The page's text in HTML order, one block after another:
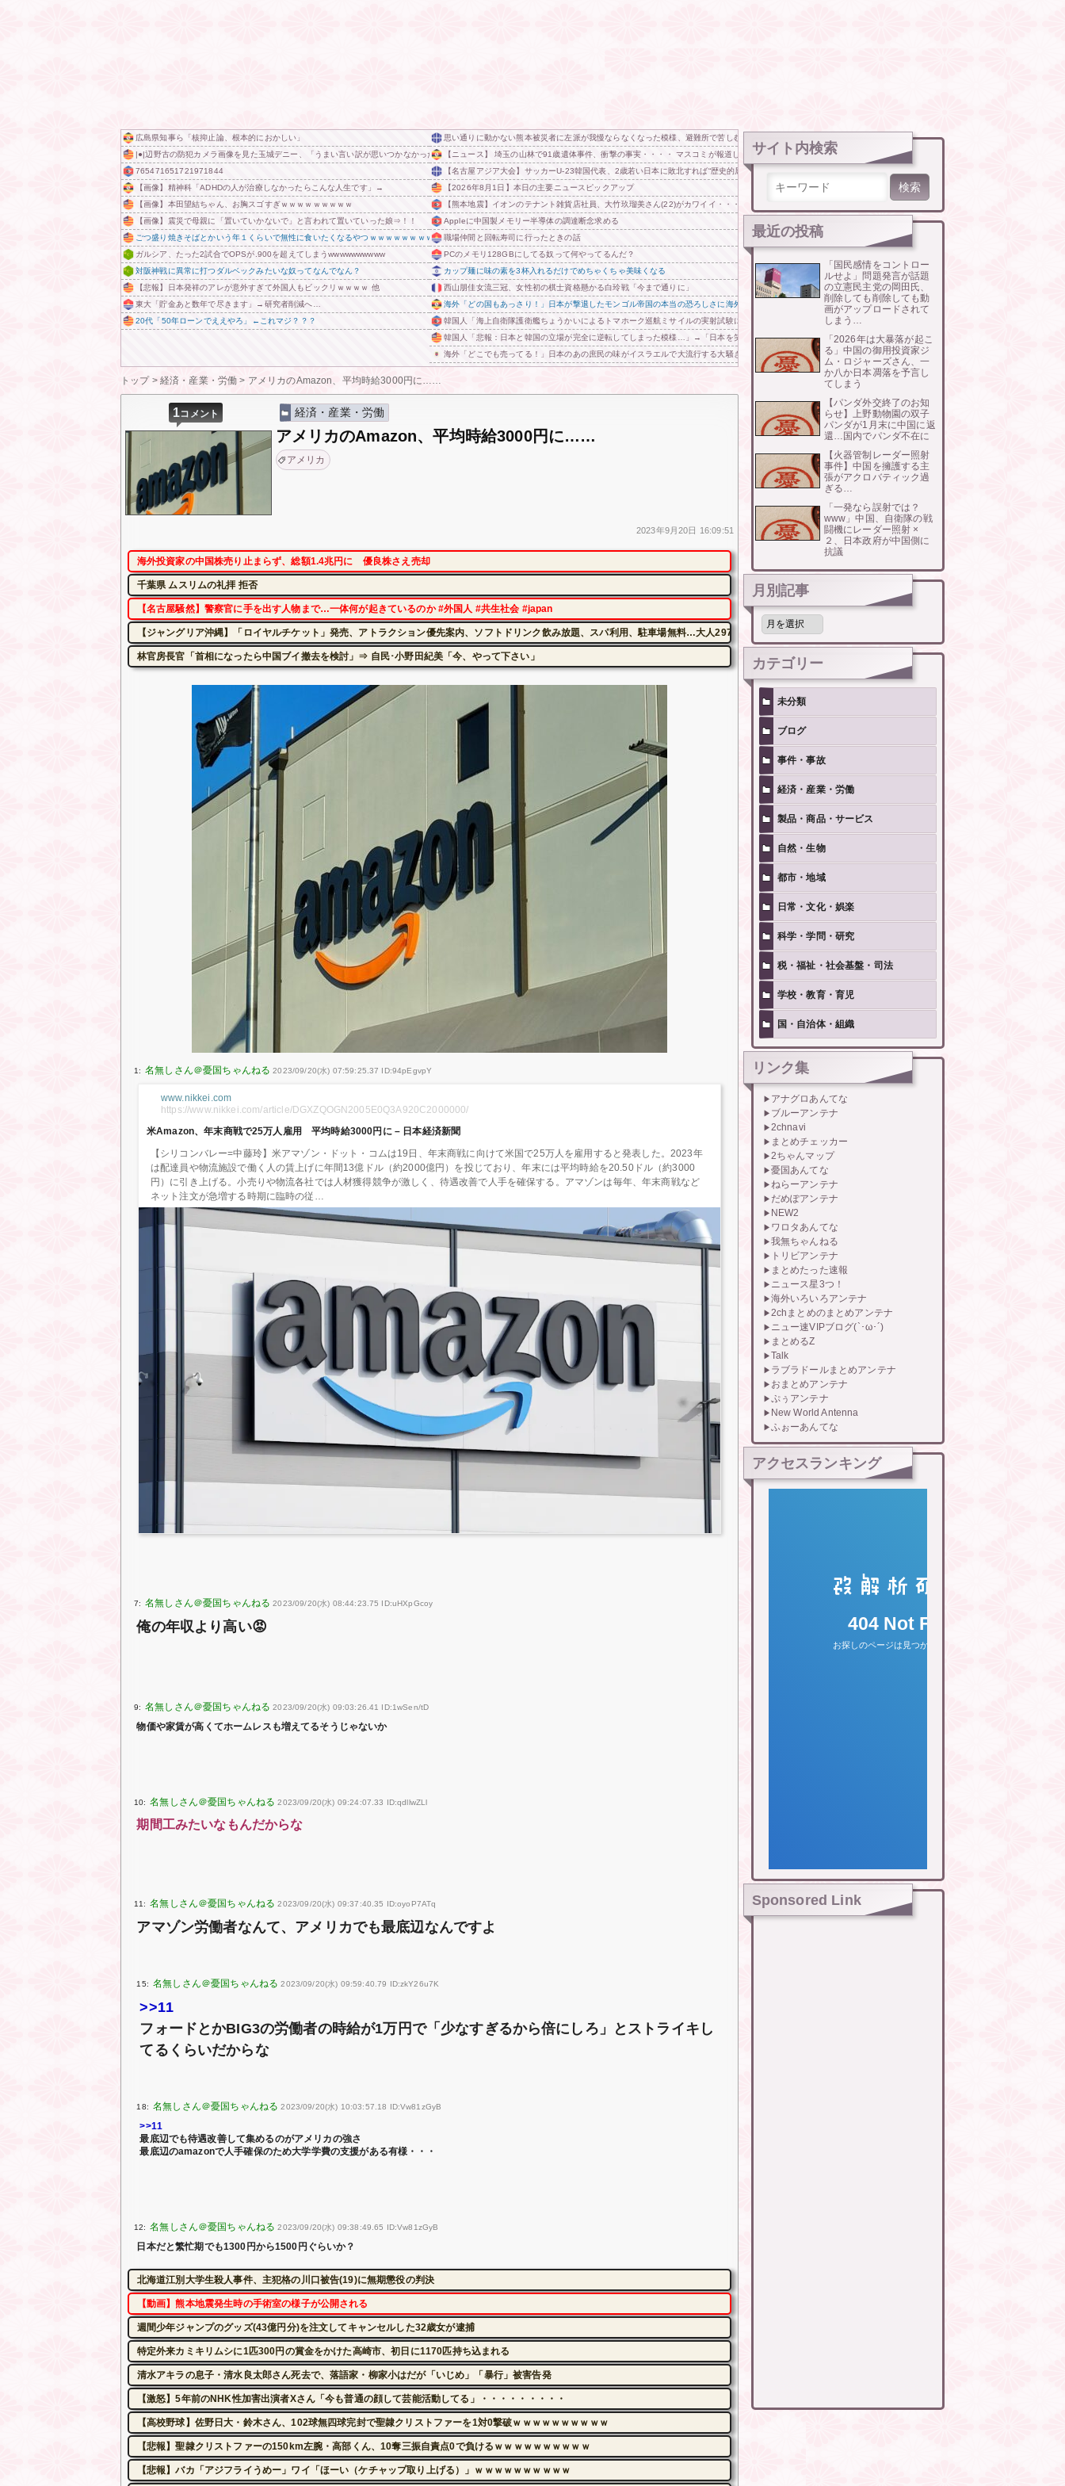
広島県知事ら「核抑止論、根本的におかしい」
|●|辺野古の防犯カメラ画像を見た玉城デニー、「うまい言い訳が思いつかなかったからそれかよ」と有権者を呆れさせるコメントを……
765471651721971844
【画像】精神科「ADHDの人が治療しなかったらこんな人生です」→
【画像】本田望結ちゃん、お胸スゴすぎｗｗｗｗｗｗｗｗｗ
【画像】震災で母親に「置いていかないで」と言われて置いていった娘⇒！！
ごつ盛り焼きそばとかいう年１くらいで無性に食いたくなるやつｗｗｗｗｗｗｗｗ
ガルシア、たった2試合でOPSが.900を超えてしまうwwwwwwwwww
対阪神戦に異常に打つダルベックみたいな奴ってなんでなん？
【悲報】日本発祥のアレが意外すぎて外国人もビックリｗｗｗｗ 他
東大「貯金あと数年で尽きます」→研究者削減へ…
20代「50年ローンでええやろ」←これマジ？？？
思い通りに動かない熊本被災者に左派が我慢ならなくなった模様、避難所で苦しむ被災者に対して……
【ニュース】 埼玉の山林で91歳遺体事件、衝撃の事実・・・・ マスコミが報道したがらないわけだわ
【名古屋アジア大会】サッカーU-23韓国代表、2歳若い日本に敗北すれば“歴史的屈辱” 韓国紙が警告「負ければ大惨事として残る」
【2026年8月1日】本日の主要ニュースピックアップ
【熊本地震】イオンのテナント雑貨店社員、大竹玖瑠美さん(22)がカワイイ・・・
Appleに中国製メモリー半導体の調達断念求める
職場仲間と回転寿司に行ったときの話
PCのメモリ128GBにしてる奴って何やってるんだ？
カップ麺に味の素を3杯入れるだけでめちゃくちゃ美味くなる
西山朋佳女流三冠、女性初の棋士資格懸かる白玲戦「今まで通りに」
海外「どの国もあっさり！」日本が撃退したモンゴル帝国の本当の恐ろしさに海外が大騒ぎ
韓国人「海上自衛隊護衛艦ちょうかいによるトマホーク巡航ミサイルの実射試験に韓国人が衝撃！」→「着々と進む最新鋭の防衛装備‥」
韓国人「悲報：日本と韓国の立場が完全に逆転してしまった模様…」→「日本を笑って見てたのに…（ﾌﾞﾙﾌﾞﾙ」＝韓国の反応
海外「どこでも売ってる！」日本のあの庶民の味がイスラエルで大流行する大騒ぎ
トップ> 経済・産業・労働 > アメリカのAmazon、平均時給3000円に……
1コメント 経済・産業・労働
アメリカのAmazon、平均時給3000円に……
アメリカ
2023年9月20日 16:09:51
海外投資家の中国株売り止まらず、総額1.4兆円に 優良株さえ売却
千葉県 ムスリムの礼拝 拒否
【名古屋騒然】警察官に手を出す人物まで…一体何が起きているのか #外国人 #共生社会 #japan
【ジャングリア沖縄】「ロイヤルチケット」発売、アトラクション優先案内、ソフトドリンク飲み放題、スパ利用、駐車場無料…大人29700円
林官房長官「首相になったら中国ブイ撤去を検討」⇒ 自民･小野田紀美「今、やって下さい」
1: 2023/09/20(水) 07:59:25.37 ID:94pEgvpY
www.nikkei.com
https://www.nikkei.com/article/DGXZQOGN2005E0Q3A920C2000000/
米Amazon、年末商戦で25万人雇用 平均時給3000円に – 日本経済新聞
【シリコンバレー=中藤玲】米アマゾン・ドット・コムは19日、年末商戦に向けて米国で25万人を雇用すると発表した。2023年
は配達員や物流施設で働く人の賃上げに年間13億ドル（約2000億円）を投じており、年末には平均時給を20.50ドル（約3000
円）に引き上げる。小売りや物流各社では人材獲得競争が激しく、待遇改善で人手を確保する。アマゾンは毎年、年末商戦など
ネット注文が急増する時期に臨時の従
7: 2023/09/20(水) 08:44:23.75 ID:uHXpGcoy
俺の年収より高い😡
9: 2023/09/20(水) 09:03:26.41 ID:1wSen/tD
物価や家賃が高くてホームレスも増えてるそうじゃないか
10: 2023/09/20(水) 09:24:07.33 ID:qdllwZLl
期間工みたいなもんだからな
11: 2023/09/20(水) 09:37:40.35 ID:oyoP7ATq
アマゾン労働者なんて、アメリカでも最底辺なんですよ
15: 2023/09/20(水) 09:59:40.79 ID:zkY26u7K
>>11
フォードとかBIG3の労働者の時給が1万円で「少なすぎるから倍にしろ」とストライキし
てるくらいだからな
18: 2023/09/20(水) 10:03:57.18 ID:Vw81zGyB
>>11
最底辺でも待遇改善して集めるのがアメリカの強さ
最底辺のamazonで人手確保のため大学学費の支援がある有様・・・
12: 2023/09/20(水) 09:38:49.65 ID:Vw81zGyB
日本だと繁忙期でも1300円から1500円ぐらいか？
北海道江別大学生殺人事件、主犯格の川口被告(19)に無期懲役の判決
【動画】熊本地震発生時の手術室の様子が公開される
週間少年ジャンプのグッズ(43億円分)を注文してキャンセルした32歳女が逮捕
特定外来カミキリムシに1匹300円の賞金をかけた高崎市、初日に1170匹持ち込まれる
清水アキラの息子・清水良太郎さん死去で、落語家・柳家小はだが「いじめ」「暴行」被害告発
【激怒】5年前のNHK性加害出演者Xさん「今も普通の顔して芸能活動してる」・・・・・・・・・
【高校野球】佐野日大・鈴木さん、102球無四球完封で聖隷クリストファーを1対0撃破ｗｗｗｗｗｗｗｗｗｗ
【悲報】聖隷クリストファーの150km左腕・高部くん、10奪三振自責点0で負けるｗｗｗｗｗｗｗｗｗｗ
【悲報】バカ「アジフライうめー」ワイ「ほーい（ケチャップ取り上げる）」ｗｗｗｗｗｗｗｗｗｗ
サイト内検索
最近の投稿
「国民感情をコントロー
ルせよ」問題発言が話題
の立憲民主党の岡田氏、
削除しても削除しても動
画がアップロードされて
しまう…
「2026年は大暴落が起こ
る」中国の御用投資家ジ
ム・ロジャーズさん、一
か八か日本凋落を予言し
てしまう
【パンダ外交終了のお知
らせ】上野動物園の双子
パンダが1月末に中国に返
還…国内でパンダ不在に
【火器管制レーダー照射
事件】中国を擁護する主
張がアクロバティック過
ぎる…
「一発なら誤射では？
www」中国、自衛隊の戦
闘機にレーダー照射 ×
２、日本政府が中国側に
抗議
月別記事
月
記
事
カテゴリー
未分類
ブログ
事件・事故
経済・産業・労働
製品・商品・サービス
自然・生物
都市・地域
日常・文化・娯楽
科学・学問・研究
税・福祉・社会基盤・司法
学校・教育・育児
国・自治体・組織
リンク集
アナグロあんてな
ブルーアンテナ
2chnavi
まとめチェッカー
2ちゃんマップ
憂国あんてな
ねらーアンテナ
だめぽアンテナ
NEW2
ワロタあんてな
我無ちゃんねる
トリビアンテナ
まとめたった速報
ニュース星3つ！
海外いろいろアンテナ
2chまとめのまとめアンテナ
ニュー速VIPブログ(`･ω･´)
まとめるZ
Talk
ラブラドールまとめアンテナ
おまとめアンテナ
ぷぅアンテナ
New World Antenna
ふぉーあんてな
アクセスランキング
Sponsored Link